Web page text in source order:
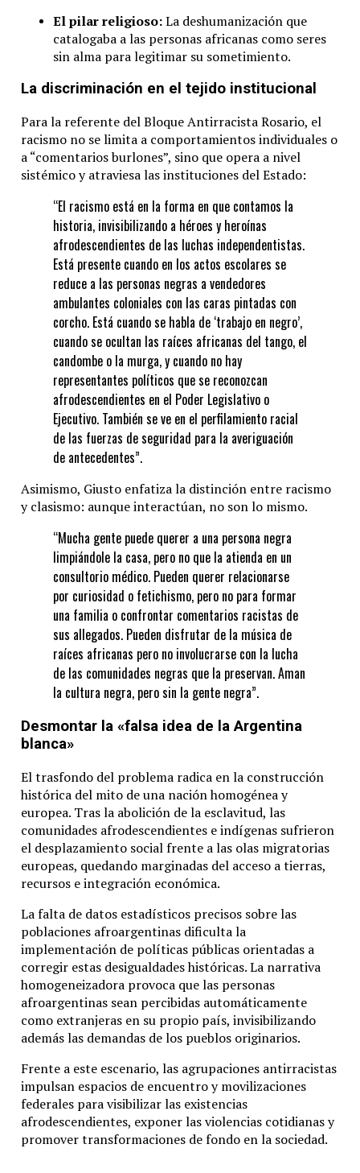
El pilar religioso:La deshumanización que
catalogaba a las personas africanas como seres
sin alma para legitimar su sometimiento.
La discriminación en el tejido institucional
Para la referente del Bloque Antirracista Rosario, el
racismo no se limita a comportamientos individuales o
a “comentarios burlones”, sino que opera a nivel
sistémico y atraviesa las instituciones del Estado:
“El racismo está en la forma en que contamos la
historia, invisibilizando a héroes y heroínas
afrodescendientes de las luchas independentistas.
Está presente cuando en los actos escolares se
reduce a las personas negras a vendedores
ambulantes coloniales con las caras pintadas con
corcho. Está cuando se habla de ‘trabajo en negro’,
cuando se ocultan las raíces africanas del tango, el
candombe o la murga, y cuando no hay
representantes políticos que se reconozcan
afrodescendientes en el Poder Legislativo o
Ejecutivo. También se ve en el perfilamiento racial
de las fuerzas de seguridad para la averiguación
de antecedentes”.
Asimismo, Giusto enfatiza la distinción entre racismo
y clasismo: aunque interactúan, no son lo mismo.
“Mucha gente puede querer a una persona negra
limpiándole la casa, pero no que la atienda en un
consultorio médico. Pueden querer relacionarse
por curiosidad o fetichismo, pero no para formar
una familia o confrontar comentarios racistas de
sus allegados. Pueden disfrutar de la música de
raíces africanas pero no involucrarse con la lucha
de las comunidades negras que la preservan. Aman
la cultura negra, pero sin la gente negra”.
Desmontar la «falsa idea de la Argentina
blanca»
El trasfondo del problema radica en la construcción
histórica del mito de una nación homogénea y
europea. Tras la abolición de la esclavitud, las
comunidades afrodescendientes e indígenas sufrieron
el desplazamiento social frente a las olas migratorias
europeas, quedando marginadas del acceso a tierras,
recursos e integración económica.
La falta de datos estadísticos precisos sobre las
poblaciones afroargentinas dificulta la
implementación de políticas públicas orientadas a
corregir estas desigualdades históricas. La narrativa
homogeneizadora provoca que las personas
afroargentinas sean percibidas automáticamente
como extranjeras en su propio país, invisibilizando
además las demandas de los pueblos originarios.
Frente a este escenario, las agrupaciones antirracistas
impulsan espacios de encuentro y movilizaciones
federales para visibilizar las existencias
afrodescendientes, exponer las violencias cotidianas y
promover transformaciones de fondo en la sociedad.